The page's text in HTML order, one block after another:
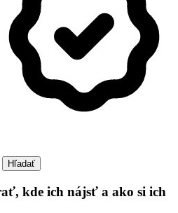
Hľadať
kde ich nájsť a ako si ich